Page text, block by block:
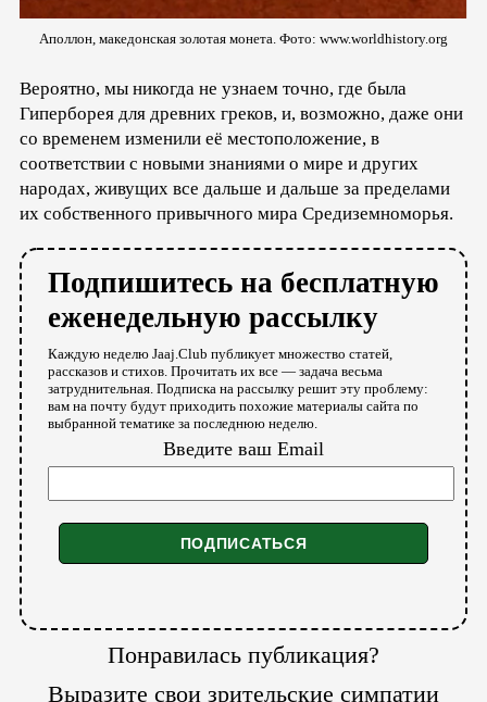
Аполлон, македонская золотая монета. Фото: www.worldhistory.org
Вероятно, мы никогда не узнаем точно, где была
Гиперборея для древних греков, и, возможно, даже они
со временем изменили её местоположение, в
соответствии с новыми знаниями о мире и других
народах, живущих все дальше и дальше за пределами
их собственного привычного мира Средиземноморья.
Подпишитесь на бесплатную
еженедельную рассылку
Каждую неделю Jaaj.Club публикует множество статей,
рассказов и стихов. Прочитать их все — задача весьма
затруднительная. Подписка на рассылку решит эту проблему:
вам на почту будут приходить похожие материалы сайта по
выбранной тематике за последнюю неделю.
Введите ваш Email
Понравилась публикация?
Выразите свои зрительские симпатии